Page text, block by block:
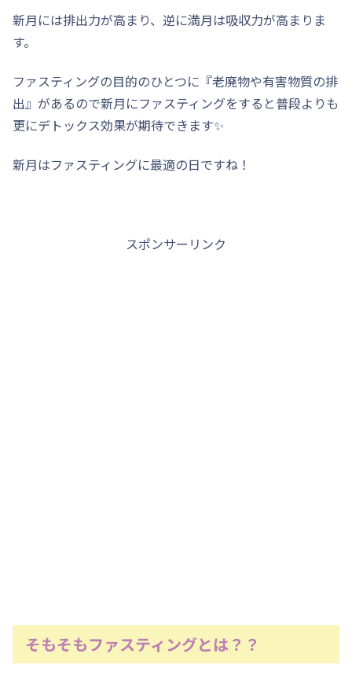
新月には排出力が高まり、逆に満月は吸収力が高まりま
す。
ファスティングの目的のひとつに『老廃物や有害物質の排
出』があるので新月にファスティングをすると普段よりも
更にデトックス効果が期待できます✨
新月はファスティングに最適の日ですね！
スポンサーリンク
そもそもファスティングとは？？